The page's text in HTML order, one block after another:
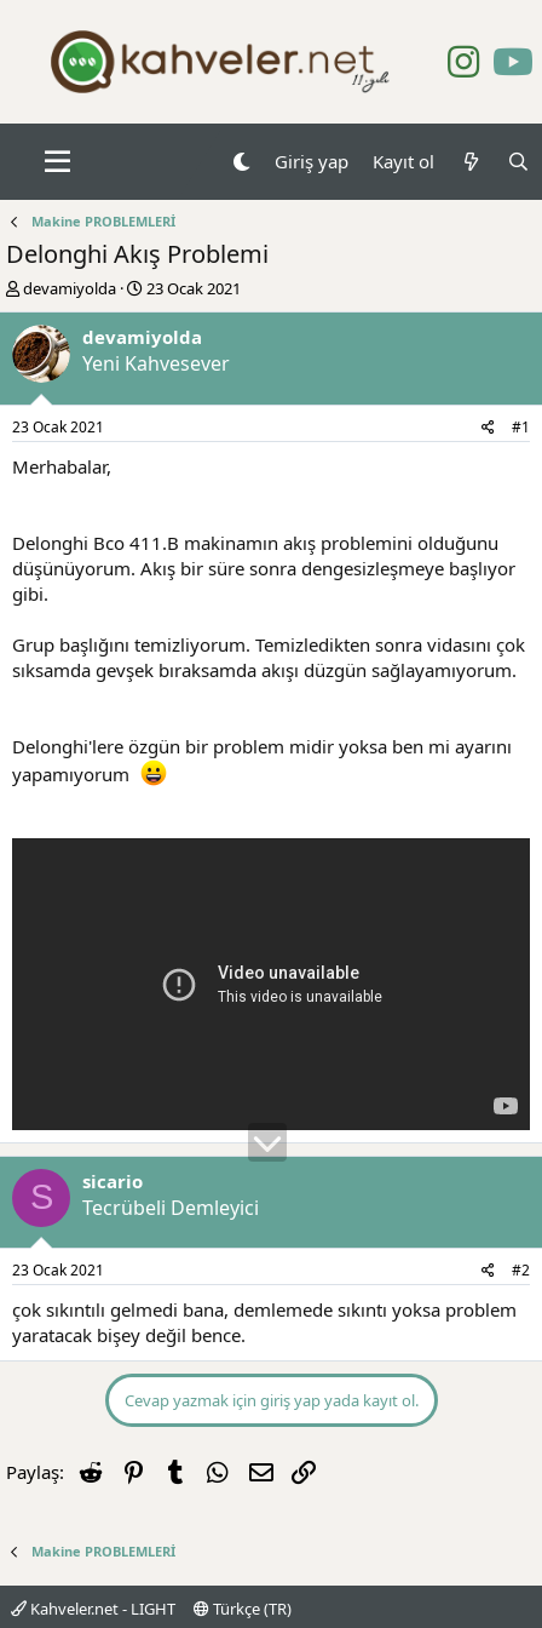
Giriş yap Kayıt ol
Makine PROBLEMLERİ
Delonghi Akış Problemi
K
o
n
b
u
u
b
a
t
a
n
devamiyolda
B
a
ş
a
ı
i
h
23 Ocak 2021
devamiyolda
Yeni Kahvesever
23 Ocak 2021 #1
Merhabalar,
Delonghi Bco 411.B makinamın akış problemini olduğunu
düşünüyorum. Akış bir süre sonra dengesizleşmeye başlıyor
gibi.
Grup başlığını temizliyorum. Temizledikten sonra vidasını çok
sıksamda gevşek bıraksamda akışı düzgün sağlayamıyorum.
Delonghi'lere özgün bir problem midir yoksa ben mi ayarını
yapamıyorum
S sicario
Tecrübeli Demleyici
23 Ocak 2021 #2
çok sıkıntılı gelmedi bana, demlemede sıkıntı yoksa problem
yaratacak bişey değil bence.
Cevap yazmak için giriş yap yada kayıt ol.
Paylaş: Reddit PinterestTumblrWhatsApp
E-posta
Makine PROBLEMLERİ
Kahveler.net - LIGHT Türkçe (TR)